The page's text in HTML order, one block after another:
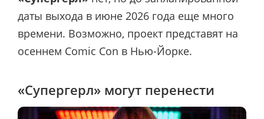
даты выхода в июне 2026 года еще много
времени. Возможно, проект представят на
осеннем Comic Con в Нью-Йорке.
«Супергерл» могут перенести